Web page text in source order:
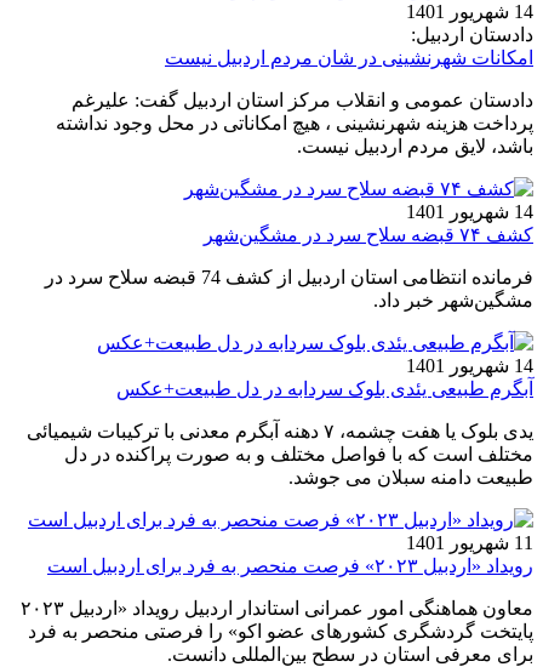
14 شهریور 1401
دادستان اردبیل:
امکانات شهرنشینی در شان مردم اردبیل نیست
دادستان عمومی و انقلاب مرکز استان اردبیل گفت: علیرغم
پرداخت هزینه شهرنشینی ، هیچ امکاناتی در محل وجود نداشته
باشد، لایق مردم اردبیل نیست.
14 شهریور 1401
کشف ۷۴ قبضه سلاح سرد در مشگین‌شهر
فرمانده انتظامی استان اردبیل از کشف 74 قبضه سلاح سرد در
مشگین‌شهر خبر داد.
14 شهریور 1401
آبگرم طبیعی یئدی بلوک سردابه در دل طبیعت+عکس
یدی بلوک یا هفت چشمه، ۷ دهنه آبگرم معدنی با ترکیبات شیمیائی
مختلف است که با فواصل مختلف و به صورت پراکنده در دل
طبیعت دامنه سبلان می جوشد.
11 شهریور 1401
رویداد «اردبیل ۲۰۲۳» فرصت منحصر به فرد برای اردبیل است
معاون هماهنگی امور عمرانی استاندار اردبیل رویداد «اردبیل ۲۰۲۳
پایتخت گردشگری کشورهای عضو اکو» را فرصتی منحصر به فرد
برای معرفی استان در سطح بین‌المللی دانست.